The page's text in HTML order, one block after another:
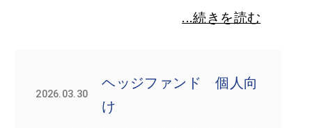
...続きを読む
2026.03.30
ヘッジファンド 個人向
け